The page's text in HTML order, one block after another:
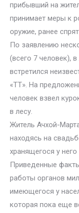
прибывший на
принимает меры к
оружие, ранее
По заявлению
(всего 7 человек),
встретился
«ТТ». На
человек взвел
в лесу.
Житель Ачхой-
находясь на
хранящегося у
Приведенные
работы органов
имеющегося у
которая пока еще